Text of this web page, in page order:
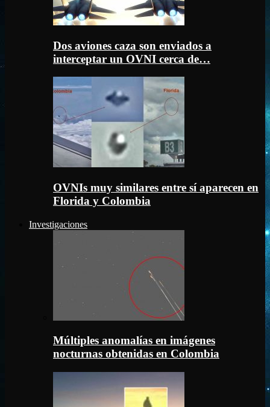
Dos aviones caza son enviados a
interceptar un OVNI cerca de…
OVNIs muy similares entre sí aparecen en
Florida y Colombia
Investigaciones
Múltiples anomalías en imágenes
nocturnas obtenidas en Colombia